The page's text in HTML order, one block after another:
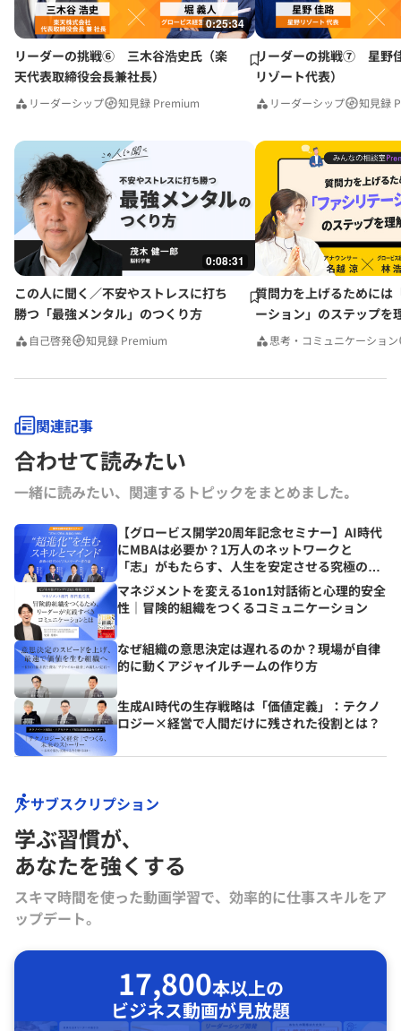
0:25:34
リーダーの挑戦⑥ 三木谷浩史氏（楽
天代表取締役会長兼社長）
リーダーシップ 知見録 Premium
リーダーの挑戦⑦ 星野
リゾート代表）
リーダーシップ 知見録
0:08:31
この人に聞く／不安やストレスに打ち
勝つ「最強メンタル」のつくり方
自己啓発 知見録 Premium
質問力を上げるためには
ーション」のステップを
みんなの相談室Premium
思考・コミュニケーション
関連記事
合わせて読みたい
一緒に読みたい、関連するトピックをまとめました｡
【グロービス開学20周年記念セミナー】AI時代
にMBAは必要か？1万人のネットワークと
「志」がもたらす、人生を安定させる究極の資
産とは？
マネジメントを変える1on1対話術と心理的安全
性｜冒険的組織をつくるコミュニケーション
なぜ組織の意思決定は遅れるのか？現場が自律
的に動くアジャイルチームの作り方
生成AI時代の生存戦略は「価値定義」：テクノ
ロジー×経営で人間だけに残された役割とは？
サブスクリプション
学ぶ習慣が､
あなたを強くする
スキマ時間を使った動画学習で、効率的に仕事スキルをア
ップデート。
17,800本以上の
ビジネス動画が見放題